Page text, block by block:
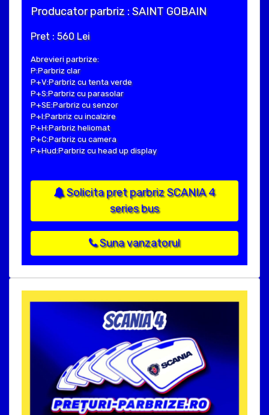
Producator parbriz : SAINT GOBAIN
Pret : 560 Lei
Abrevieri parbrize:
P:Parbriz clar
P+V:Parbriz cu tenta verde
P+S:Parbriz cu parasolar
P+SE:Parbriz cu senzor
P+I:Parbriz cu incalzire
P+H:Parbriz heliomat
P+C:Parbriz cu camera
P+Hud:Parbriz cu head up display
Solicita pret parbriz SCANIA 4
series bus
Suna vanzatorul